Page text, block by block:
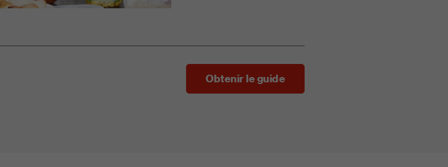
Obtenir le guide